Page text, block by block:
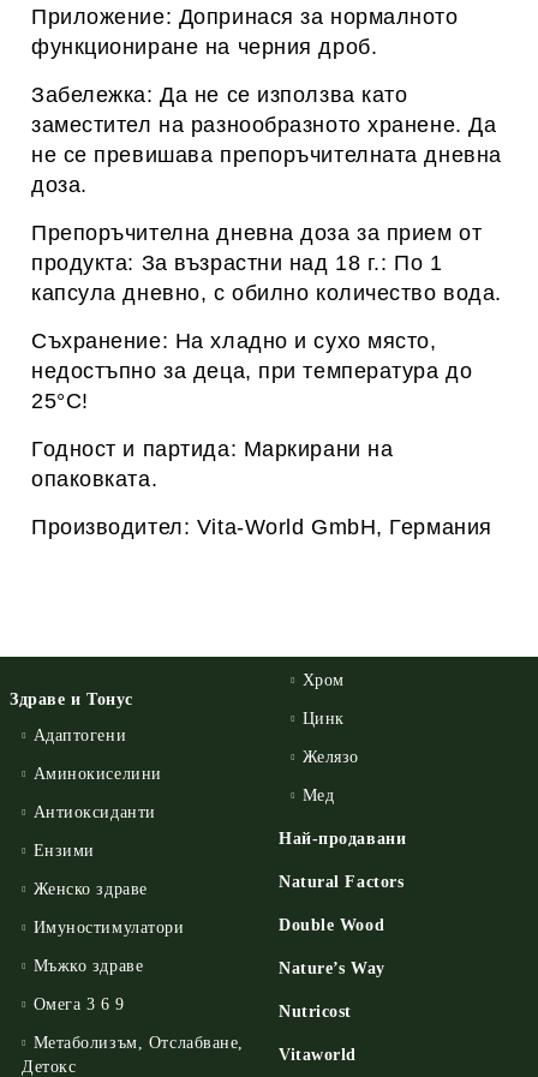
Приложение: Допринася за нормалното
функциониране на черния дроб.
Забележка: Да не се използва като
заместител на разнообразното хранене. Да
не се превишава препоръчителната дневна
доза.
Препоръчителна дневна доза за прием от
продукта: За възрастни над 18 г.: По 1
капсула дневно, с обилно количество вода.
Съхранение: На хладно и сухо място,
недостъпно за деца, при температура до
25°C!
Годност и партида: Маркирани на
опаковката.
Производител: Vita-World GmbH, Германия
Здраве и Тонус
Адаптогени
Аминокиселини
Антиоксиданти
Ензими
Женско здраве
Имуностимулатори
Мъжко здраве
Омега 3 6 9
Метаболизъм, Отслабване,
Детокс
Хром
Цинк
Желязо
Мед
Най-продавани
Natural Factors
Double Wood
Nature’s Way
Nutricost
Vitaworld